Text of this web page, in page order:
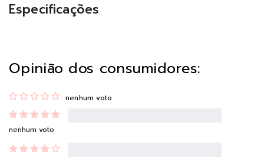
Especificações
Opinião dos consumidores:
nenhum voto
nenhum voto